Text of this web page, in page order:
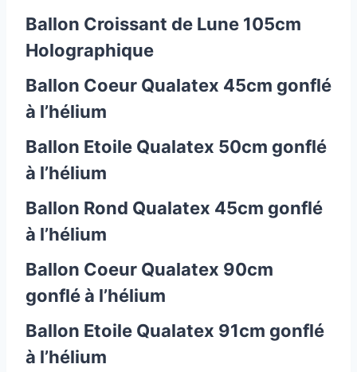
Ballon Croissant de Lune 105cm
Holographique
Ballon Coeur Qualatex 45cm gonflé
à l’hélium
Ballon Etoile Qualatex 50cm gonflé
à l’hélium
Ballon Rond Qualatex 45cm gonflé
à l’hélium
Ballon Coeur Qualatex 90cm
gonflé à l’hélium
Ballon Etoile Qualatex 91cm gonflé
à l’hélium